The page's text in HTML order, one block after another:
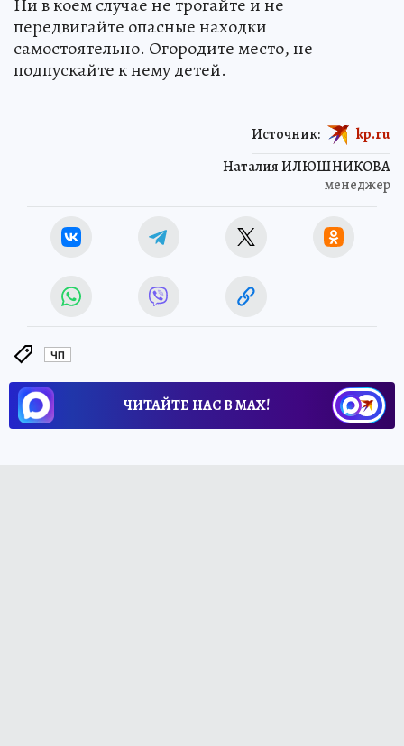
Ни в коем случае не трогайте и не
передвигайте опасные находки
самостоятельно. Огородите место, не
подпускайте к нему детей.
Наталия ИЛЮШНИКОВА
менеджер
Источник: kp.ru
ЧП
ЧИТАЙТЕ НАС В МАХ!